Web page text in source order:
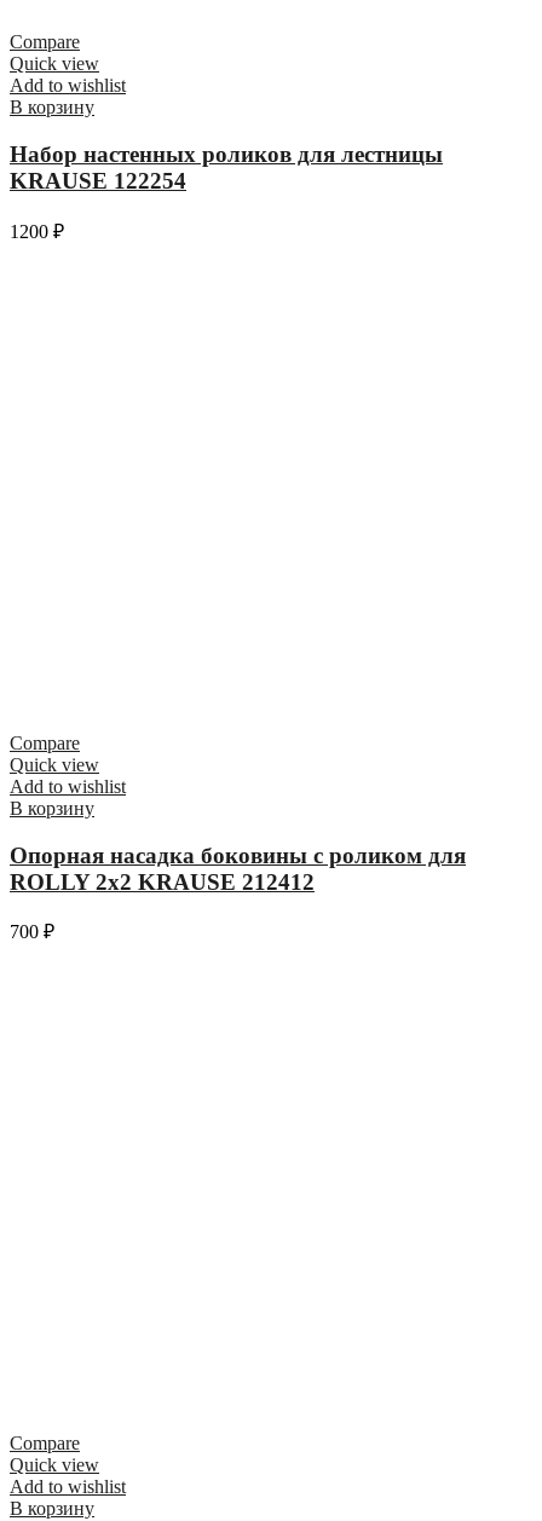
Compare
Quick view
Add to wishlist
В корзину
Набор настенных роликов для лестницы
KRAUSE 122254
1200 ₽
Compare
Quick view
Add to wishlist
В корзину
Опорная насадка боковины с роликом для
ROLLY 2х2 KRAUSE 212412
700 ₽
Compare
Quick view
Add to wishlist
В корзину